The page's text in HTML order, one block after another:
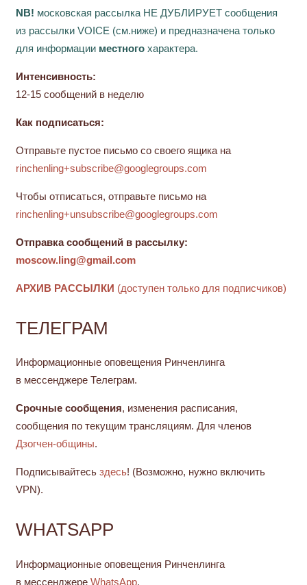
NB! московская рассылка НЕ ДУБЛИРУЕТ сообщения
из рассылки VOICE (см.ниже) и предназначена только
для информации местногохарактера.
Интенсивность:
12-15 сообщений в неделю
Как подписаться:
Отправьте пустое письмо со своего ящика на
rinchenling+subscribe@googlegroups.com
Чтобы отписаться, отправьте письмо на
rinchenling+unsubscribe@googlegroups.com
Отправка сообщений в рассылку:
moscow.ling@gmail.com
АРХИВ РАССЫЛКИ (доступен только для подписчиков)
ТЕЛЕГРАМ
Информационные оповещения Ринченлинга
в мессенджере Телеграм.
Срочные сообщения, изменения расписания,
сообщения по текущим трансляциям. Для членов
Дзогчен-общины.
Подписывайтесь здесь! (Возможно, нужно включить
VPN).
WHATSAPP
Информационные оповещения Ринченлинга
в мессенджере WhatsApp.